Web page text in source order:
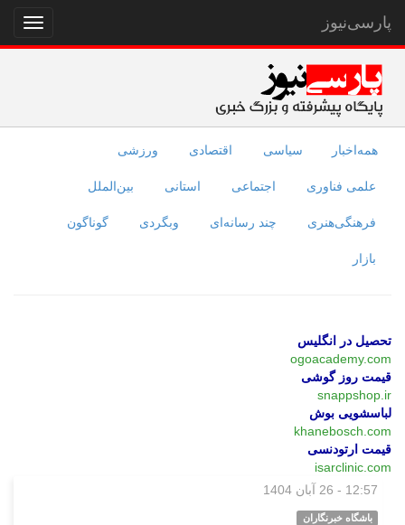
نمایش
منو
پارسی‌نیوز
همه‌اخبار سیاسی اقتصادی ورزشی
علمی فناوری اجتماعی استانی بین‌الملل
فرهنگی‌هنری چند رسانه‌ای وبگردی گوناگون
بازار
تحصیل در انگلیس
ogoacademy.com
قیمت روز گوشی
snappshop.ir
لباسشویی بوش
khanebosch.com
قیمت ارتودنسی
isarclinic.com
12:57 - 26 آبان 1404
باشگاه خبرنگاران